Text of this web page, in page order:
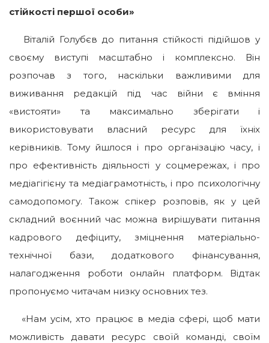
стійкості першої особи»
Віталій Голубєв до питання стійкості підійшов у
своєму виступі масштабно і комплексно. Він
розпочав з того, наскільки важливими для
виживання редакцій під час війни є вміння
«вистояти» та максимально зберігати і
використовувати власний ресурс для їхніх
керівників. Тому йшлося і про організацію часу, і
про ефективність діяльності у соцмережах, і про
медіагігієну та медіаграмотність, і про психологічну
самодопомогу. Також спікер розповів, як у цей
складний воєнний час можна вирішувати питання
кадрового дефіциту, зміцнення матеріально-
технічної бази, додаткового фінансування,
налагодження роботи онлайн платформ. Відтак
пропонуємо читачам низку основних тез.
«Нам усім, хто працює в медіа сфері, щоб мати
можливість давати ресурс своїй команді, своїм